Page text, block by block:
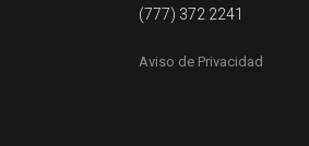
(777) 372 2241
Aviso de Privacidad